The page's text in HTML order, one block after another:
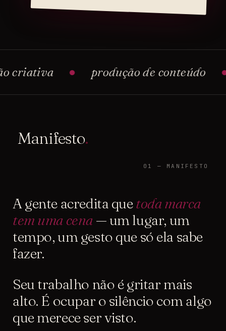
● produção de conteúdo ●
Manifesto.
01 — MANIFESTO
A gente acredita quetoda marca
tem uma cena — um lugar, um
tempo, um gesto que só ela sabe
fazer.
Seu trabalho não é gritar mais
alto. É ocupar o silêncio com algo
que merece ser visto.